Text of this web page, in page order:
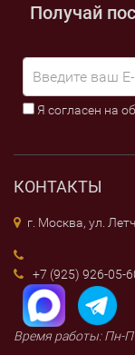
Получай
Я согласен на
КОНТАКТЫ
г. Москва, ул.
+7 (925) 926-05-
Время работы: Пн-